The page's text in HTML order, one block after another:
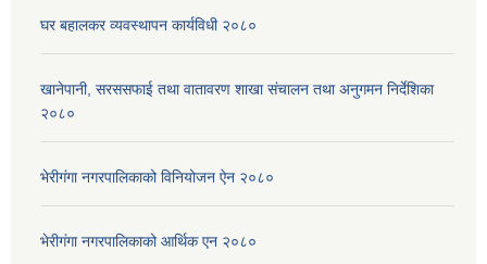
घर बहालकर व्यवस्थापन कार्यविधी २०८०
खानेपानी, सरससफाई तथा वातावरण शाखा संचालन तथा अनुगमन निर्देशिका
२०८०
भेरीगंगा नगरपालिकाको विनियोजन ऐन २०८०
भेरीगंगा नगरपालिकाको आर्थिक एन २०८०